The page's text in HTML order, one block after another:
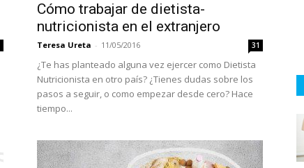
Cómo trabajar de dietista-
nutricionista en el extranjero
Teresa Ureta - 11/05/2016 31
¿Te has planteado alguna vez ejercer como Dietista
Nutricionista en otro país? ¿Tienes dudas sobre los
pasos a seguir, o como empezar desde cero? Hace
tiempo...